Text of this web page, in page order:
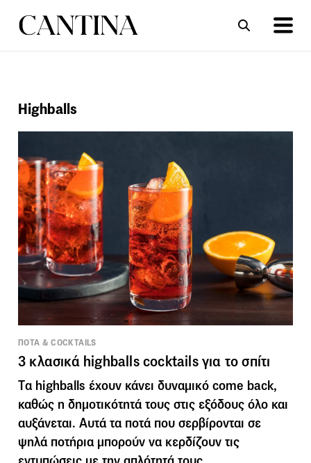
ΣΥΝΤΑΓΕΣ
Highballs
ΠΟΤΑ & COCKTAILS
3 κλασικά highballs cocktails για το σπίτι
Tα highballs έχουν κάνει δυναμικό come back,
καθώς η δημοτικότητά τους στις εξόδους όλο και
αυξάνεται. Αυτά τα ποτά που σερβίρονται σε
ψηλά ποτήρια μπορούν να κερδίζουν τις